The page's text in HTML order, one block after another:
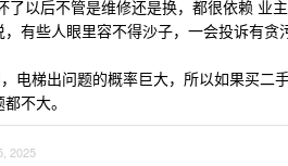
了以后不管是维修还是换，都很依赖 业主
有些人眼里容不得沙子，一会投诉有贪
电梯出问题的概率巨大，所以如果买二
不大。
2025